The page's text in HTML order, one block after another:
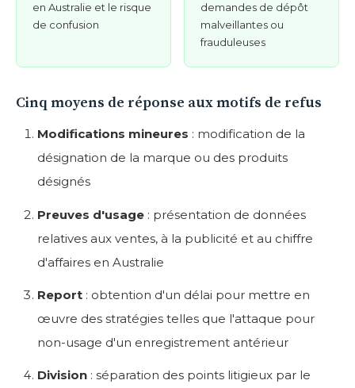
en Australie et le risque
de confusion
demandes de dépôt
malveillantes ou
frauduleuses
Cinq moyens de réponse aux motifs de refus
Modifications mineures : modification de la
désignation de la marque ou des produits
désignés
Preuves d'usage : présentation de données
relatives aux ventes, à la publicité et au chiffre
d'affaires en Australie
Report : obtention d'un délai pour mettre en
œuvre des stratégies telles que l'attaque pour
non-usage d'un enregistrement antérieur
Division : séparation des points litigieux par le